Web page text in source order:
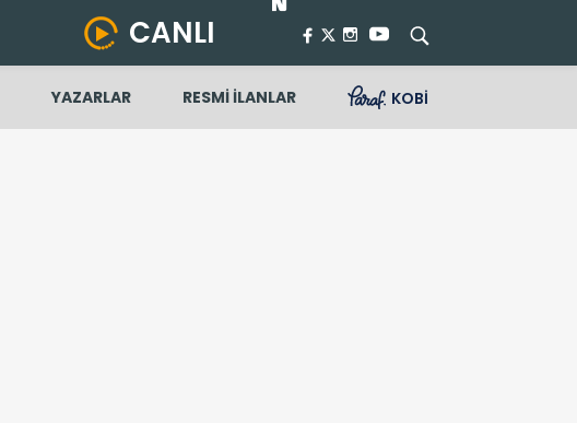
CANLI
YAZARLAR RESMİ İLANLAR KOBİ